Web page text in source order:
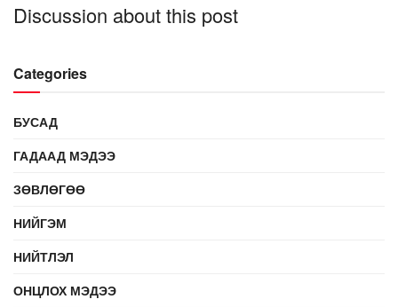
Discussion about this post
Categories
БУСАД
ГАДААД МЭДЭЭ
ЗӨВЛӨГӨӨ
НИЙГЭМ
НИЙТЛЭЛ
ОНЦЛОХ МЭДЭЭ